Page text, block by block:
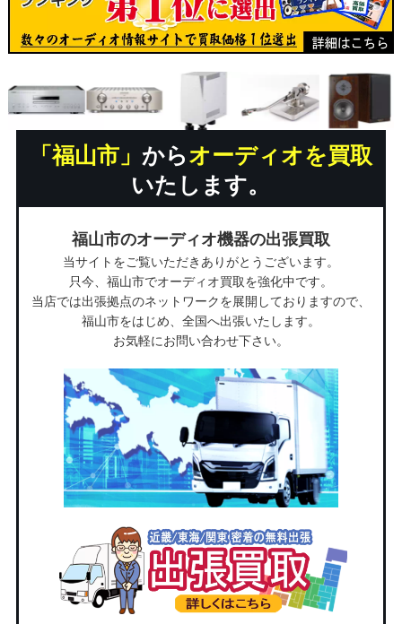
「福山市」 からオーディオを買取
いたします。
福山市のオーディオ機器の出張買取
当サイトをご覧いただきありがとうございます。
只今、福山市でオーディオ買取を強化中です。
当店では出張拠点のネットワークを展開しておりますので、
福山市をはじめ、全国へ出張いたします。
お気軽にお問い合わせ下さい。